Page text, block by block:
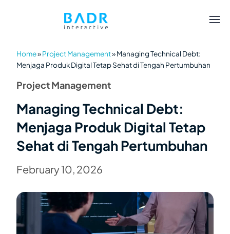
Home»Project Management»Managing Technical Debt:
Menjaga Produk Digital Tetap Sehat di Tengah Pertumbuhan
Project Management
Managing Technical Debt:
Menjaga Produk Digital Tetap
Sehat di Tengah Pertumbuhan
February 10, 2026